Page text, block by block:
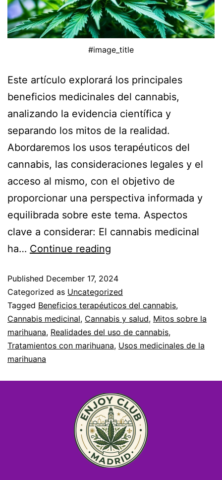
#image_title
Este artículo explorará los principales
beneficios medicinales del cannabis,
analizando la evidencia científica y
separando los mitos de la realidad.
Abordaremos los usos terapéuticos del
cannabis, las consideraciones legales y el
acceso al mismo, con el objetivo de
proporcionar una perspectiva informada y
equilibrada sobre este tema. Aspectos
clave a considerar: El cannabis medicinal
ha… Continue reading
Published December 17, 2024
Categorized as Uncategorized
Tagged Beneficios terapéuticos del cannabis,
Cannabis medicinal, Cannabis y salud, Mitos sobre la
marihuana, Realidades del uso de cannabis,
Tratamientos con marihuana, Usos medicinales de la
marihuana